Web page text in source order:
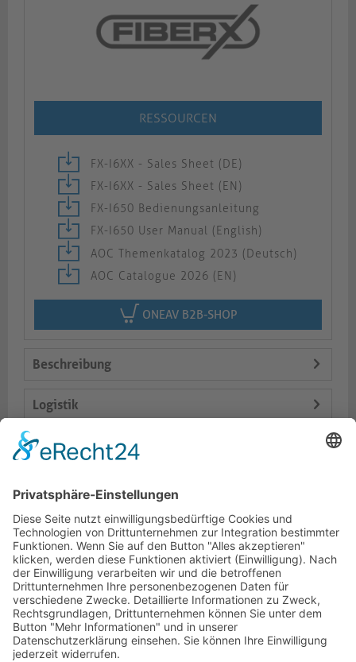
RESSOURCEN
FX-I6XX - Sales Sheet (DE)
FX-I6XX - Sales Sheet (EN)
FX-I650 Bedienungsanleitung
FX-I650 User Manual (English)
AOC Themenkatalog 2023 (Deutsch)
AOC Catalogue 2026 (EN)
ONEAV B2B-SHOP
Beschreibung
Logistik
Lieferumfang
Varianten
Dokumente
HOTLINE